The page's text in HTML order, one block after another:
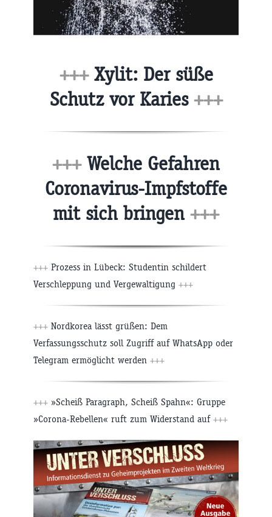
+++Xylit: Der süße
Schutz vor Karies +++
+++Welche Gefahren
Coronavirus-Impfstoffe
mit sich bringen +++
+++ Prozess in Lübeck: Studentin schildert
Verschleppung und Vergewaltigung +++
+++ Nordkorea lässt grüßen: Dem
Verfassungsschutz soll Zugriff auf WhatsApp oder
Telegram ermöglicht werden +++
+++ »Scheiß Paragraph, Scheiß Spahn«: Gruppe
»Corona-Rebellen« ruft zum Widerstand auf +++